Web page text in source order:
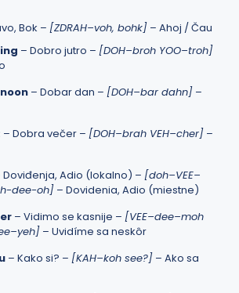
Bok – [ZDRAH–voh, bohk] – Ahoj / Čau
– Dobro jutro – [DOH–broh YOO–troh]
– Dobar dan – [DOH–bar dahn] –
– Dobra večer – [DOH–brah VEH–cher] –
Doviđenja, Adio (lokalno) – [doh–VEE–
dee-oh] – Dovidenia, Adio (miestne)
– Vidimo se kasnije – [VEE–dee–moh
– Uvidíme sa neskôr
– Kako si? – [KAH–koh see?] – Ako sa